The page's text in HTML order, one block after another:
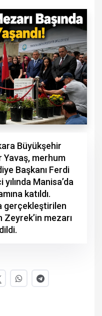
Büyükşehir
Yavaş, merhum
Başkanı Ferdi
Manisa’da
katıldı.
gerçekleştirilen
Zeyrek’in mezarı